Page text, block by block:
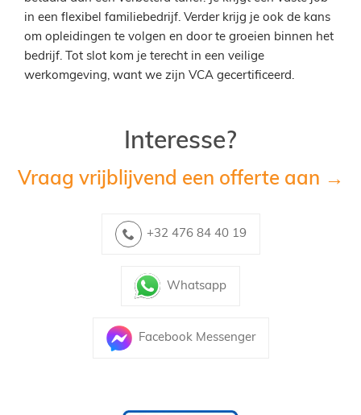
in een flexibel familiebedrijf. Verder krijg je ook de kans
om opleidingen te volgen en door te groeien binnen het
bedrijf. Tot slot kom je terecht in een veilige
werkomgeving, want we zijn VCA gecertificeerd.
Interesse?
Vraag vrijblijvend een offerte aan →
+32 476 84 40 19
Whatsapp
Facebook Messenger